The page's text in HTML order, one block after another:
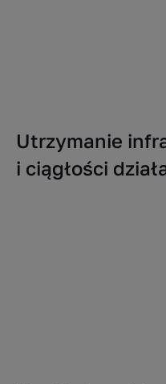
Utrzymanie
i ciągłości